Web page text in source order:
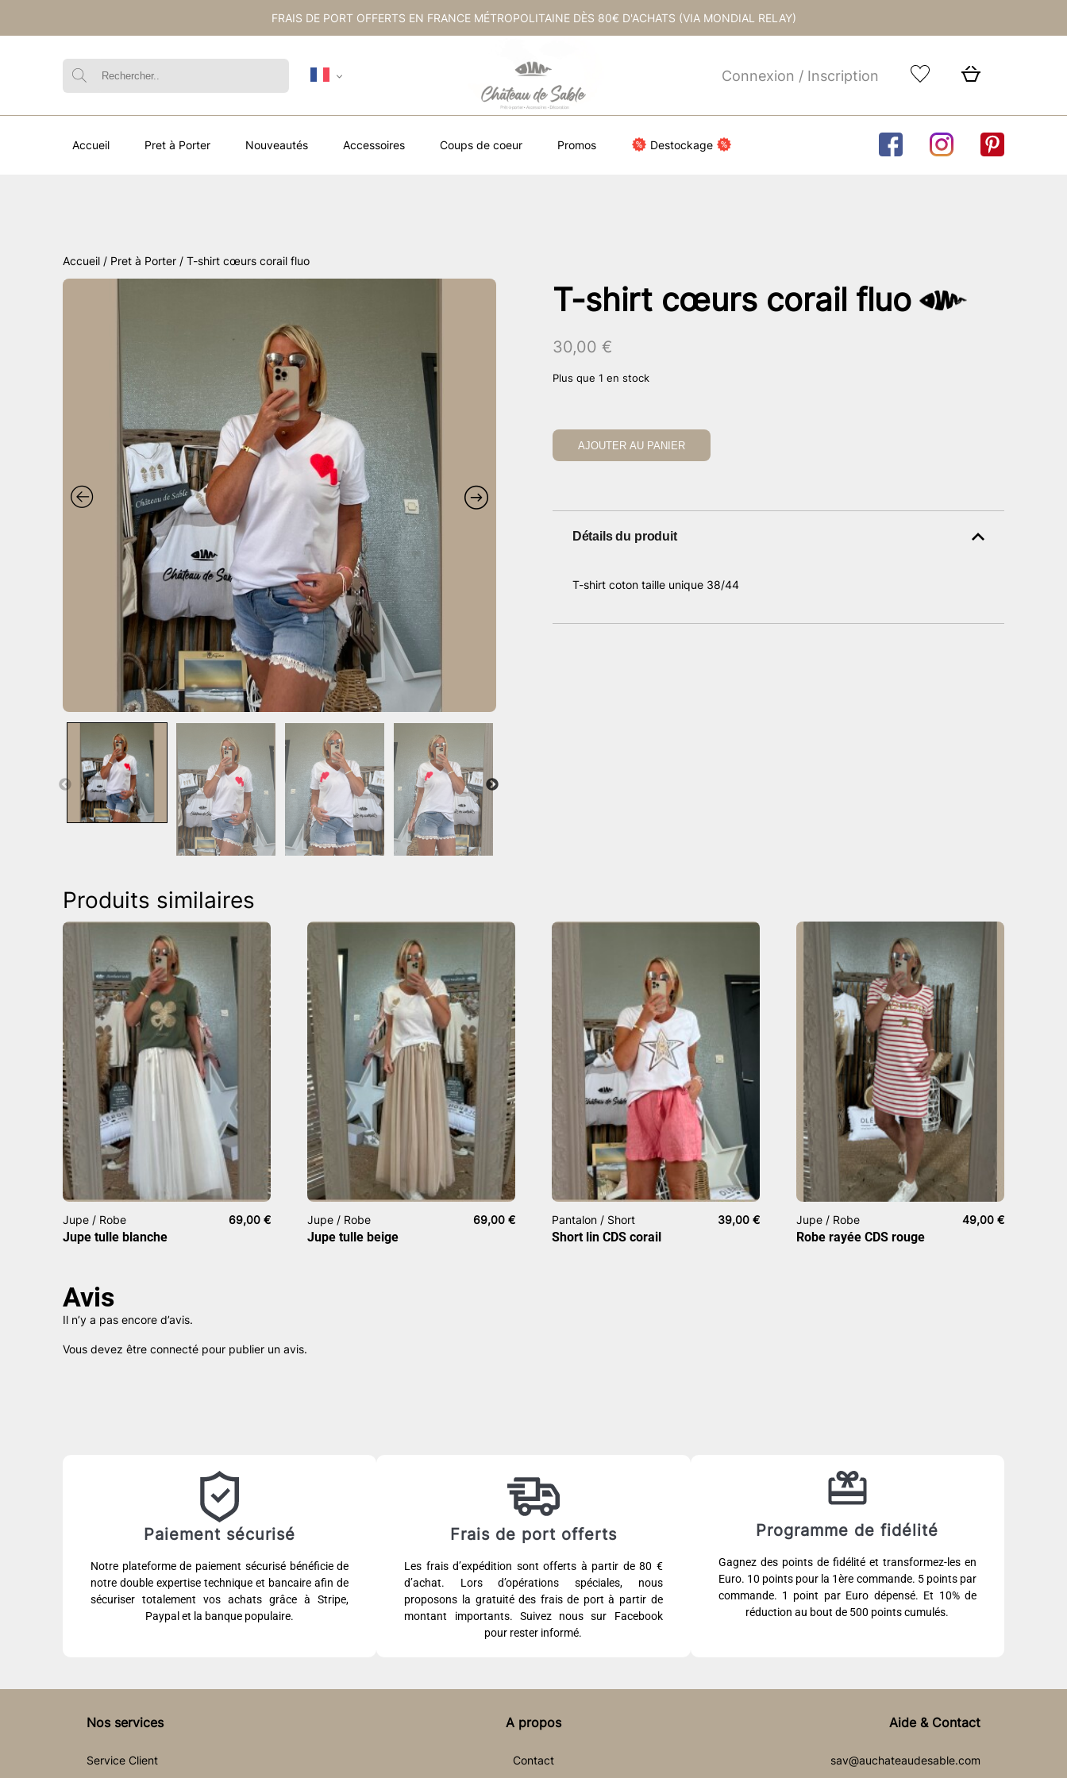
FRAIS DE PORT OFFERTS EN FRANCE MÉTROPOLITAINE DÈS 80€ D'ACHATS (VIA MONDIAL RELAY)
Connexion / Inscription
Accueil Pret à Porter Nouveautés Accessoires Coups de coeur Promos Destockage
Accueil / Pret à Porter / T-shirt cœurs corail fluo
T-shirt cœurs corail fluo
30,00 €
Plus que 1 en stock
AJOUTER AU PANIER
Détails du produit
T-shirt coton taille unique 38/44
Produits similaires
Jupe / Robe 69,00 €
Jupe tulle blanche
Jupe / Robe 69,00 €
Jupe tulle beige
Pantalon / Short 39,00 €
Short lin CDS corail
Jupe / Robe 49,00 €
Robe rayée CDS rouge
Avis
Il n’y a pas encore d’avis.
Vous devez être connecté pour publier un avis.
Paiement sécurisé
Notre plateforme de paiement sécurisé bénéficie de
notre double expertise technique et bancaire afin de
sécuriser totalement vos achats grâce à Stripe,
Paypal et la banque populaire.
Frais de port offerts
Les frais d’expédition sont offerts à partir de 80 €
d’achat. Lors d’opérations spéciales, nous
proposons la gratuité des frais de port à partir de
montant importants. Suivez nous sur Facebook
pour rester informé.
Programme de fidélité
Gagnez des points de fidélité et transformez-les en
Euro. 10 points pour la 1ère commande. 5 points par
commande. 1 point par Euro dépensé. Et 10% de
réduction au bout de 500 points cumulés.
Nos services
Service Client
A propos
Contact
Aide & Contact
sav@auchateaudesable.com